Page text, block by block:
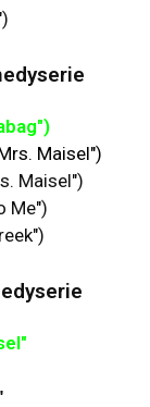
Maisel")
Maisel")
Me")